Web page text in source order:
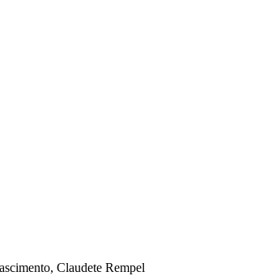
Claudete Rempel